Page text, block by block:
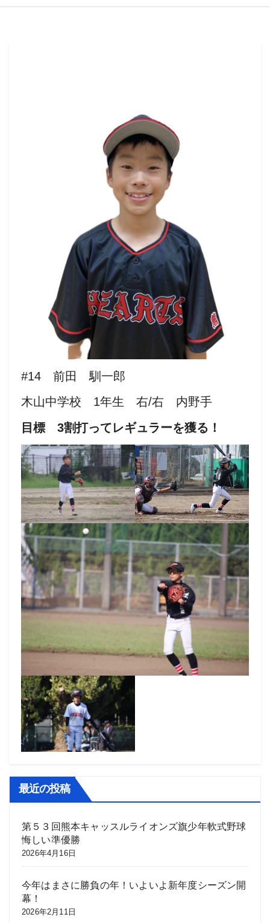
#14 前田 馴一郎
木山中学校 1年生 右/右 内野手
目標 3割打ってレギュラーを獲る！
最近の投稿
第５３回熊本キャッスルライオンズ旗少年軟式野球
悔しい準優勝
2026年4月16日
今年はまさに勝負の年！いよいよ新年度シーズン開
幕！
2026年2月11日